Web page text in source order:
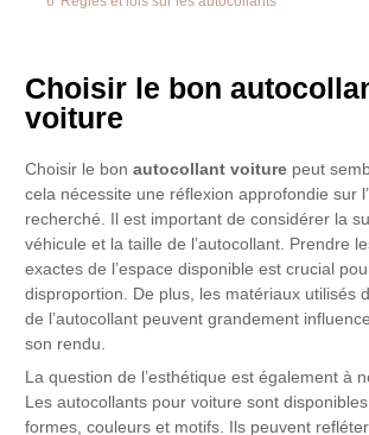
Choisir le bon
voiture
Choisir le bonautocollant voiture peut
cela nécessite une réflexion approfondie sur
recherché. Il est important de considérer la
véhicule et la taille de l’autocollant. Prendre
exactes de l’espace disponible est crucial
disproportion. De plus, les matériaux utilisés
de l’autocollant peuvent grandement
son rendu.
La question de l’esthétique est également à
Les autocollants pour voiture sont
formes, couleurs et motifs. Ils peuvent